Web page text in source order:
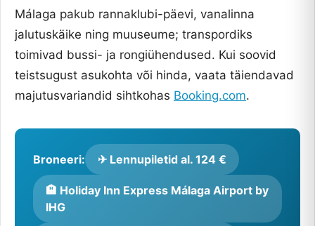
Málaga pakub rannaklubi-päevi, vanalinna
jalutuskäike ning muuseume; transpordiks
toimivad bussi- ja rongiühendused. Kui soovid
teistsugust asukohta või hinda, vaata täiendavad
majutusvariandid sihtkohas Booking.com.
Broneeri: ✈ Lennupiletid al. 124 €
🏨 Holiday Inn Express Málaga Airport by
IHG